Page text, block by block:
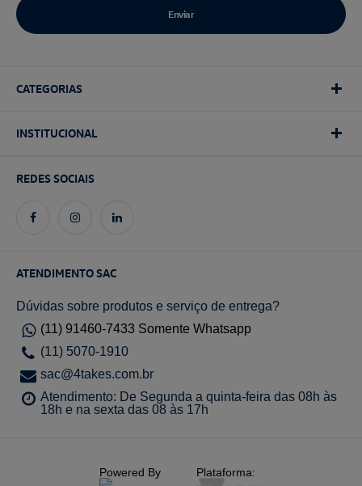
CATEGORIAS
INSTITUCIONAL
REDES SOCIAIS
ATENDIMENTO SAC
Dúvidas sobre produtos e serviço de entrega?
(11) 91460-7433 Somente Whatsapp
(11) 5070-1910
sac@4takes.com.br
Atendimento: De Segunda a quinta-feira das 08h às
18h e na sexta das 08 às 17h
Powered By Plataforma: